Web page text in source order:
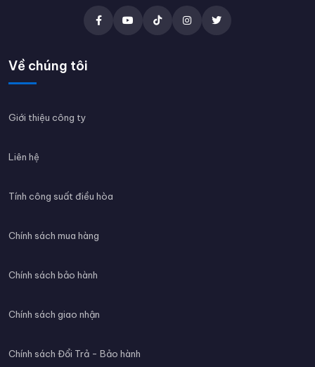
Về chúng tôi
Giới thiệu công ty
Liên hệ
Tính công suất điều hòa
Chính sách mua hàng
Chính sách bảo hành
Chính sách giao nhận
Chính sách Đổi Trả - Bảo hành